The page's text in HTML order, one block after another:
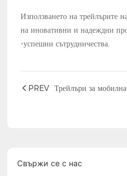
Използването на трейлърите
на иновативни и надеждни
-успешни сътрудничества.
PREV
Свържи се с нас